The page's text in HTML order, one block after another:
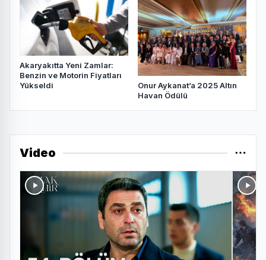
Akaryakıtta Yeni Zamlar:
Benzin ve Motorin Fiyatları
Yükseldi
Onur Aykanat’a 2025 Altın
Havan Ödülü
Video